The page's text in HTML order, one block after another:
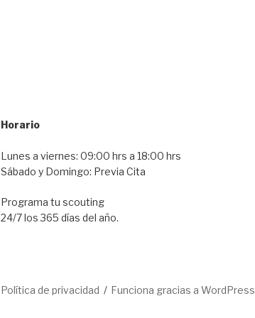
Horario
Lunes a viernes: 09:00 hrs a 18:00 hrs
Sábado y Domingo: Previa Cita
Programa tu scouting
24/7 los 365 días del año.
Política de privacidad Funciona gracias a WordPress